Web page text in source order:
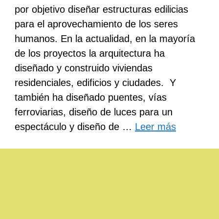
por objetivo diseñar estructuras edilicias
para el aprovechamiento de los seres
humanos. En la actualidad, en la mayoría
de los proyectos la arquitectura ha
diseñado y construido viviendas
residenciales, edificios y ciudades. Y
también ha diseñado puentes, vías
ferroviarias, diseño de luces para un
espectáculo y diseño de … Leer más